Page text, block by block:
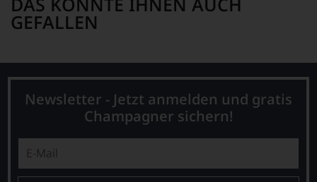
GEFALLEN
Newsletter - Jetzt anmelden und gratis
Champagner sichern!